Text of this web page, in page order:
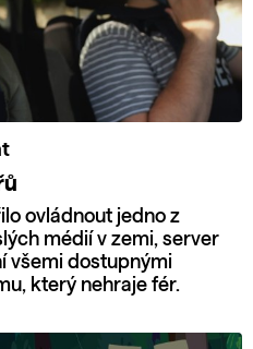
ovládnout jedno z
médií v zemi, server
všemi dostupnými
který nehraje fér.